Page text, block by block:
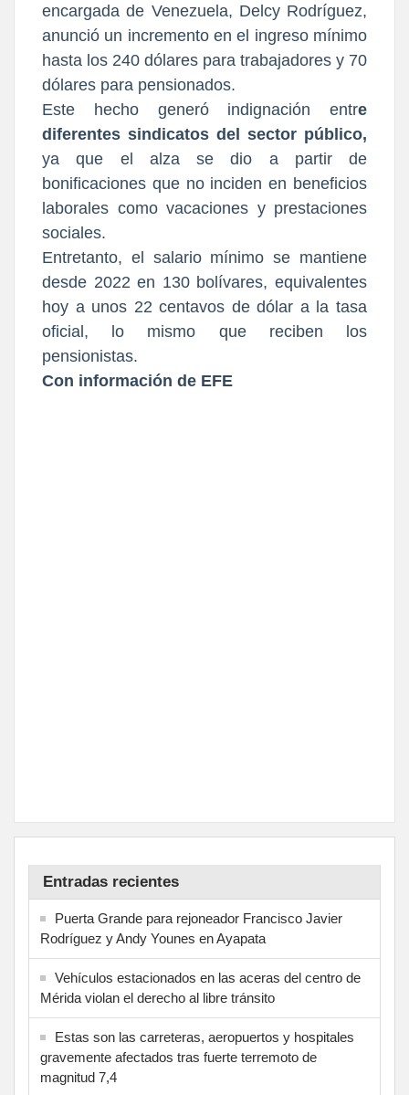
encargada de Venezuela, Delcy Rodríguez,
anunció un incremento en el ingreso mínimo
hasta los 240 dólares para trabajadores y 70
dólares para pensionados.
Este hecho generó indignación entre
diferentes sindicatos del sector público,
ya que el alza se dio a partir de
bonificaciones que no inciden en beneficios
laborales como vacaciones y prestaciones
sociales.
Entretanto, el salario mínimo se mantiene
desde 2022 en 130 bolívares, equivalentes
hoy a unos 22 centavos de dólar a la tasa
oficial, lo mismo que reciben los
pensionistas.
Con información de EFE
Entradas recientes
Puerta Grande para rejoneador Francisco Javier
Rodríguez y Andy Younes en Ayapata
Vehículos estacionados en las aceras del centro de
Mérida violan el derecho al libre tránsito
Estas son las carreteras, aeropuertos y hospitales
gravemente afectados tras fuerte terremoto de
magnitud 7,4